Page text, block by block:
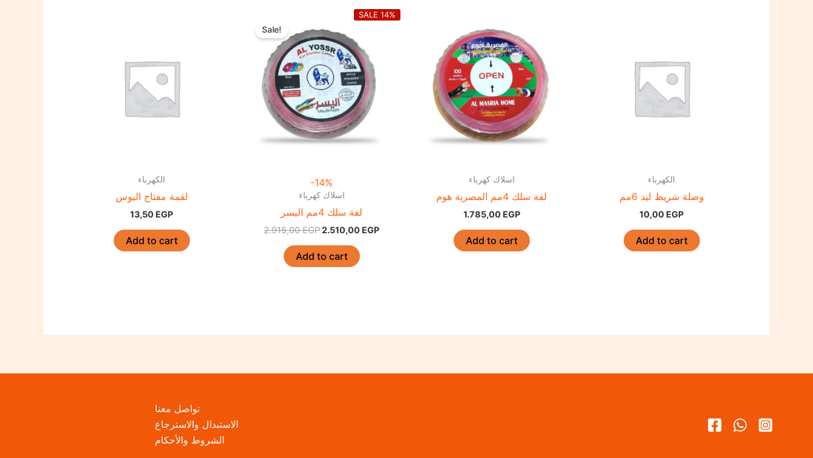
الكهرباء
لقمة مفتاح اليوس
13,50 EGP
Add to cart
-14%
SALE 14%
Sale!
اسلاك كهرباء
لفة سلك 4مم اليسر
2.915,00EGP
Original
was:
2.915,00 EGP.
2.510,00 EGP
Current
Add to cart
اسلاك كهرباء
لفة سلك 4مم المصرية هوم
1.785,00 EGP
Add to cart
الكهرباء
وصلة شريط ليد 6مم
10,00 EGP
Add to cart
تواصل معنا
الاستبدال والاسترجاع
الشروط والأحكام